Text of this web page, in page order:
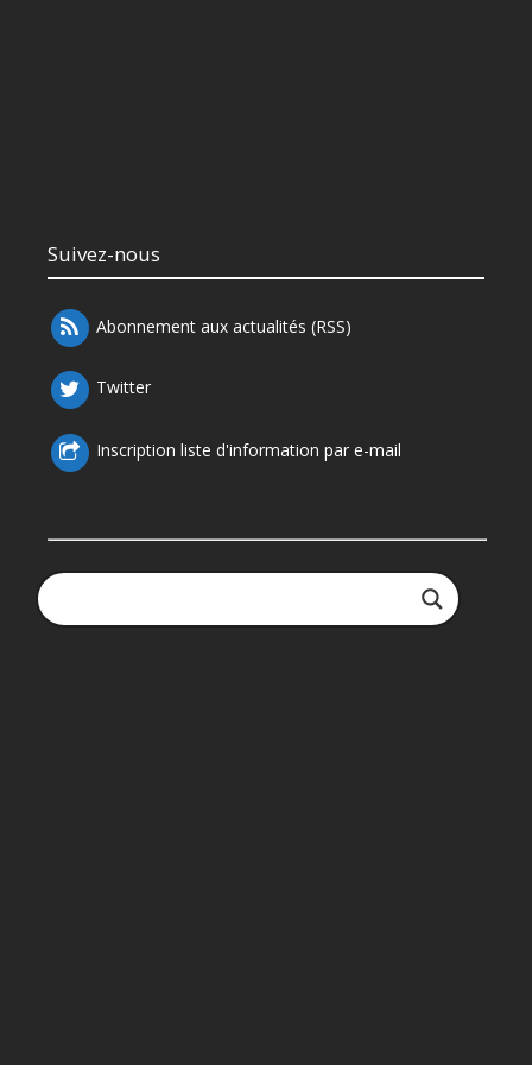
Suivez-nous
Abonnement aux actualités (RSS)
Twitter
Inscription liste d'information par e-mail